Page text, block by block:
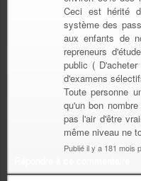
Ceci est hérité
système des
aux enfants de
repreneurs
public (
d'examens
Toute personne
qu'un bon
pas l'air d'être
même niveau ne
Publié il y a 181 mois